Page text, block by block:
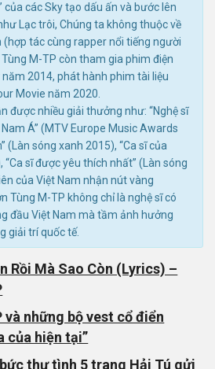
của các Sky tạo dấu ấn và bước lên
Lạc trôi, Chúng ta không thuộc về
(hợp tác cùng rapper nổi tiếng người
M-TP còn tham gia phim điện
2014, phát hành phim tài liệu
Movie năm 2020.
được nhiều giải thưởng như: “Nghệ sĩ
Á” (MTV Europe Music Awards
(Làn sóng xanh 2015), “Ca sĩ của
“Ca sĩ được yêu thích nhất” (Làn sóng
của Việt Nam nhận nút vàng
Tùng M-TP không chỉ là nghệ sĩ có
đầu Việt Nam mà tầm ảnh hưởng
giải trí quốc tế.
Rồi Mà Sao Còn (Lyrics) –
và những bộ vest cổ điển
của hiện tại”
thư tình 5 trang Hải Tú gửi